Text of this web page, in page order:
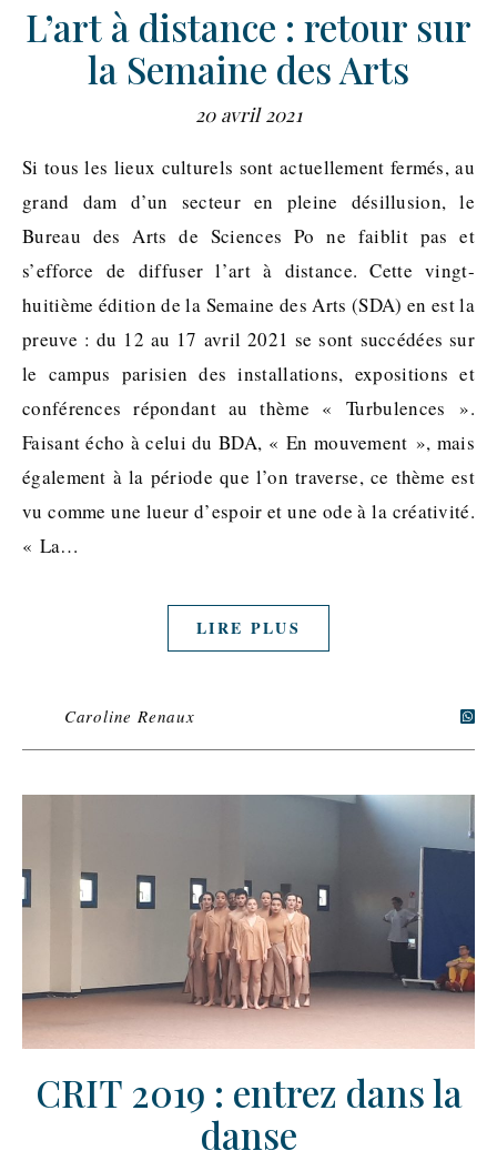
L’art à distance : retour sur
la Semaine des Arts
20 avril 2021
Si tous les lieux culturels sont actuellement fermés, au
grand dam d’un secteur en pleine désillusion, le
Bureau des Arts de Sciences Po ne faiblit pas et
s’efforce de diffuser l’art à distance. Cette vingt-
huitième édition de la Semaine des Arts (SDA) en est la
preuve : du 12 au 17 avril 2021 se sont succédées sur
le campus parisien des installations, expositions et
conférences répondant au thème « Turbulences ».
Faisant écho à celui du BDA, « En mouvement », mais
également à la période que l’on traverse, ce thème est
vu comme une lueur d’espoir et une ode à la créativité.
« La…
LIRE PLUS
Caroline Renaux
CRIT 2019 : entrez dans la
danse